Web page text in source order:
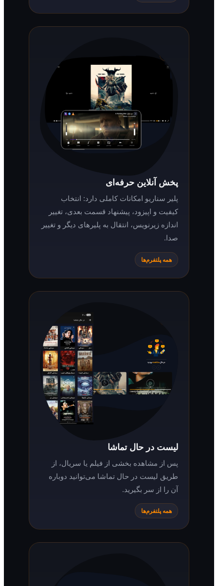
پخش آنلاین حرفه‌ای
پلیر سناریو امکانات کاملی دارد: انتخاب
کیفیت و اپیزود، پیشنهاد قسمت بعدی، تغییر
اندازه زیرنویس، انتقال به پلیرهای دیگر و تغییر
همه پلتفرم‌ها
لیست در حال تماشا
پس از مشاهده بخشی از فیلم یا سریال، از
طریق لیست در حال تماشا می‌توانید دوباره
آن را از سر بگیرید.
همه پلتفرم‌ها